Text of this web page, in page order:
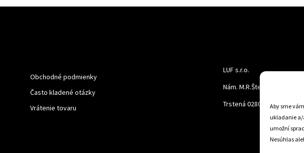
Aby sme
ukladanie a/
umožní
Nesúhlas
Obchodné podmienky
Často kladené otázky
Vrátenie tovaru
LUF s.r.o.
Nám. M.R.Štefanika 518,
Trstená 02801